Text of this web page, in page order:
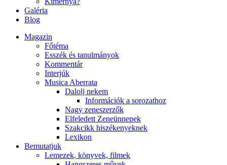
Galéria
Blog
Magazin
Főtéma
Esszék és tanulmányok
Kommentár
Interjúk
Musica Aberrata
Dalolj nekem
Információk a sorozathoz
Nagy zeneszerzők
Elfeledett Zeneünnepek
Szakcikk hiszékenyeknek
Lexikon
Bemutatjuk
Lemezek, könyvek, filmek